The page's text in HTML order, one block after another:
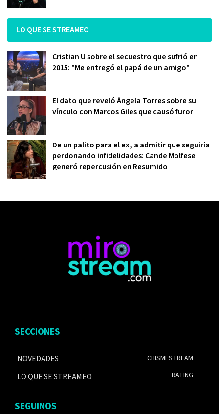
LO QUE SE STREAMEO
Cristian U sobre el secuestro que sufrió en
2015: "Me entregó el papá de un amigo"
El dato que reveló Ángela Torres sobre su
vínculo con Marcos Giles que causó furor
De un palito para el ex, a admitir que seguiría
perdonando infidelidades: Cande Molfese
generó repercusión en Resumido
SECCIONES
NOVEDADES
LO QUE SE STREAMEO
CHISMESTREAM
RATING
SEGUINOS